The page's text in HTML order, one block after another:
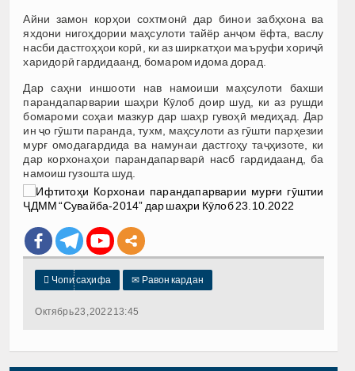
Айни замон корҳои сохтмонӣ дар бинои забҳхона ва
яхдони нигоҳдории маҳсулоти тайёр анҷом ёфта, васлу
насби дастгоҳҳои корӣ, ки аз ширкатҳои маъруфи хориҷӣ
харидорӣ гардидаанд, бомаром идома дорад.
Дар саҳни иншооти нав намоиши маҳсулоти бахши
парандапарварии шаҳри Кӯлоб доир шуд, ки аз рушди
бомароми соҳаи мазкур дар шаҳр гувоҳӣ медиҳад. Дар
ин ҷо гӯшти паранда, тухм, маҳсулоти аз гӯшти парҳезии
мурғ омодагардида ва намунаи дастгоҳу таҷҳизоте, ки
дар корхонаҳои парандапарварӣ насб гардидаанд, ба
намоиш гузошта шуд.
 Чопи саҳифа ✉ Равон кардан
Октябрь 23, 2022 13:45